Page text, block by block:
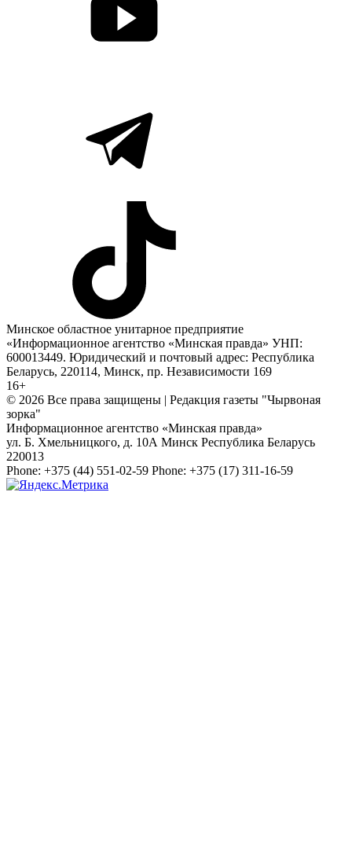
Минское областное унитарное предприятие
«Информационное агентство «Минская правда» УНП:
600013449. Юридический и почтовый адрес: Республика
Беларусь, 220114, Минск, пр. Независимости 169
16+
© 2026 Все права защищены | Редакция газеты "Чырвоная
зорка"
Информационное агентство «Минская правда»
ул. Б. Хмельницкого, д. 10А Минск Республика Беларусь
220013
Phone: +375 (44) 551-02-59 Phone: +375 (17) 311-16-59